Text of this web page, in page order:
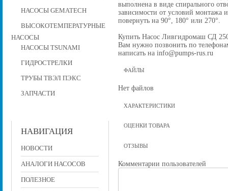
НАСОСЫ GEMATECH
ВЫСОКОТЕМПЕРАТУРНЫЕ
НАСОСЫ
НАСОСЫ TSUNAMI
ГИДРОСТРЕЛКИ
ТРУБЫ ТВЭЛ ПЭКС
ЗАПЧАСТИ
НАВИГАЦИЯ
НОВОСТИ
АНАЛОГИ НАСОСОВ
ПОЛЕЗНОЕ
выполнена в виде спирального
зависимости от условий монтажа
повернуть на 90°, 180° или 270°.
Купить Насос Ливгидромаш СД
Вам нужно позвонить по
написать на info@pumps-rus.ru
ФАЙЛЫ
Нет файлов
ХАРАКТЕРИСТИКИ
ОЦЕНКИ ТОВАРА
ОТЗЫВЫ
Комментарии пользователей